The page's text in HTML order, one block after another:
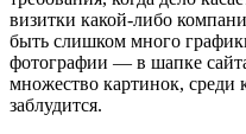
визитки какой-либо
быть слишком много
фотографии — в шапке
множество картинок, среди
заблудится.